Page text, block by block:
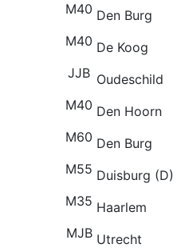
M40 Den Burg
M40 De Koog
JJB Oudeschild
M40 Den Hoorn
M60 Den Burg
M55 Duisburg (D)
M35 Haarlem
MJB Utrecht